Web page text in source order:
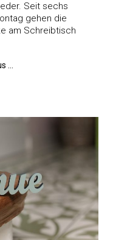
Seit sechs
gehen die
am Schreibtisch
...